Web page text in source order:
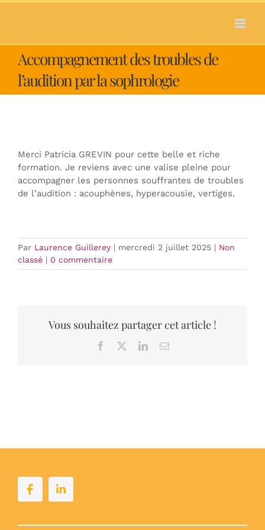
Passer
Accompagnement des troubles de
l’audition par la sophrologie
Merci Patricia GREVIN pour cette belle et riche
formation. Je reviens avec une valise pleine pour
accompagner les personnes souffrantes de troubles
de l’audition : acouphènes, hyperacousie, vertiges.
Par Laurence Guillerey | mercredi 2 juillet 2025 | Non
classé | 0 commentaire
Vous souhaitez partager cet article !
Facebook LinkedInEmail